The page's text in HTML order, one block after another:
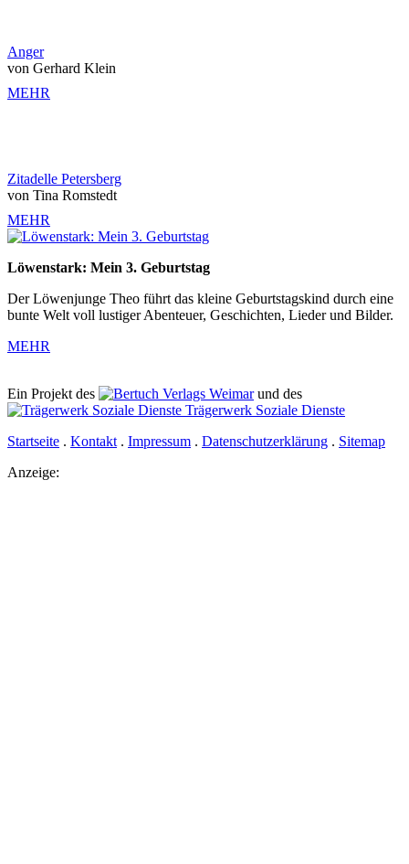
Anger
von Gerhard Klein
MEHR
Zitadelle Petersberg
von Tina Romstedt
MEHR
Löwenstark: Mein 3. Geburtstag
Der Löwenjunge Theo führt das kleine Geburtstagskind durch eine
bunte Welt voll lustiger Abenteuer, Geschichten, Lieder und Bilder.
MEHR
Ein Projekt des Verlags Weimarund des
Trägerwerk Soziale Dienste
Startseite . Kontakt . Impressum . Datenschutz­erklärung . Sitemap
Anzeige: